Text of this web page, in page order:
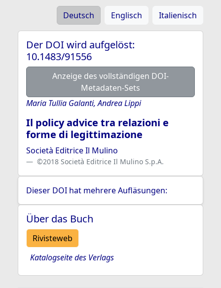
Deutsch Englisch Italienisch
Der DOI wird aufgelöst:
10.1483/91556
Anzeige des vollständigen DOI-
Metadaten-Sets
Maria Tullia Galanti, Andrea Lippi
Il policy advice tra relazioni e
forme di legittimazione
Società Editrice Il Mulino
©2018 Società Editrice Il Mulino S.p.A.
Dieser DOI hat mehrere Aufläsungen:
Über das Buch
Rivisteweb
Katalogseite des Verlags